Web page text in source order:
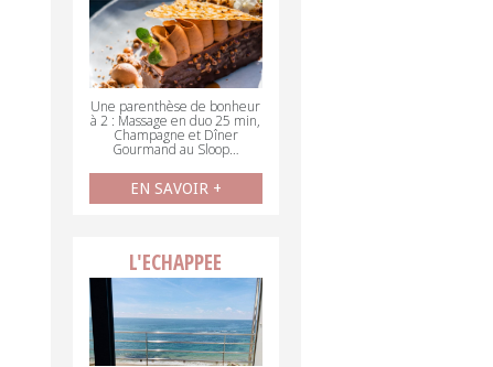
Une parenthèse de bonheur
à 2 : Massage en duo 25 min,
Champagne et Dîner
Gourmand au Sloop…
EN SAVOIR +
L'ECHAPPEE